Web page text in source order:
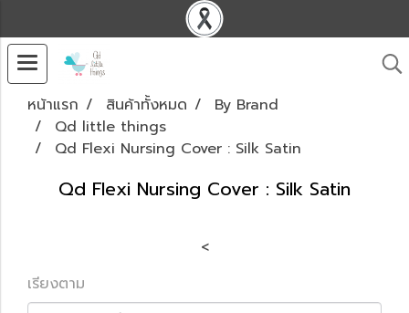
หน้าแรก สินค้าทั้งหมด
By Brand
Qd little things
Qd Flexi Nursing Cover : Silk Satin
Qd Flexi Nursing Cover : Silk Satin
<
เรียงตาม